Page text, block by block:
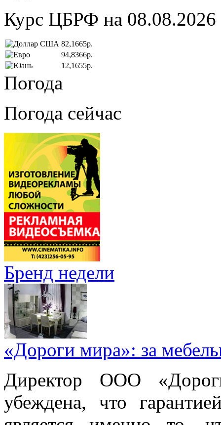
Курс ЦБРФ на 08.08.2026
82,1665р.
94,8366р.
12,1655р.
Погода
Погода сейчас
Бренд недели
«Дороги мира»: за
Директор ООО
убеждена, что